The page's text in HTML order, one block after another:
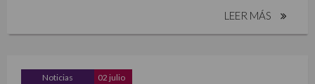
LEER MÁS
Noticias 02 julio